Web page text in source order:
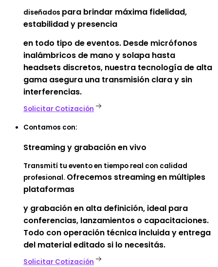
diseñados para brindar máxima fidelidad,
estabilidad y presencia
en todo tipo de eventos. Desde micrófonos
inalámbricos de mano y solapa hasta
headsets discretos, nuestra tecnología de alta
gama asegura una transmisión clara y sin
interferencias.
Solicitar Cotización
Contamos con:
Streamingy grabación en vivo
Transmití tu evento en tiempo real con calidad
profesional. Ofrecemos streaming en múltiples
plataformas
y grabaciónen alta definición, ideal para
conferencias, lanzamientos o capacitaciones.
Todo con operación técnica incluida y entrega
del material editado si lo necesitás.
Solicitar Cotización